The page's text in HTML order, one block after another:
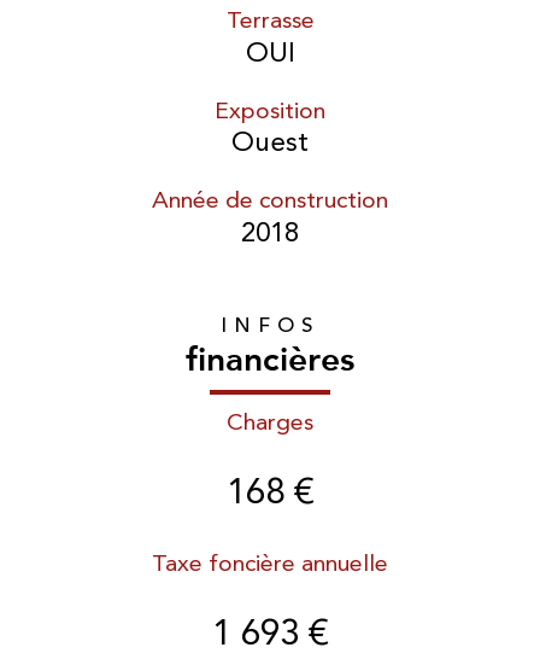
Terrasse
OUI
Exposition
Ouest
Année de construction
2018
INFOS
financières
Charges
168 €
Taxe foncière annuelle
1 693 €